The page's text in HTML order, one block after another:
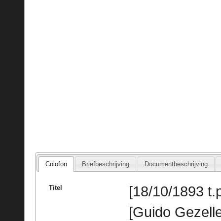
Colofon Briefbeschrijving Documentbeschrijving
Titel
[18/10/1893
[Guido